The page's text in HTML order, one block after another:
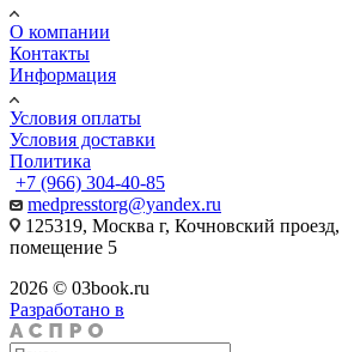
О компании
Контакты
Информация
Условия оплаты
Условия доставки
Политика
+7 (966) 304-40-85
medpresstorg@yandex.ru
125319, Москва г, Кочновский
помещение 5
2026 © 03book.ru
Разработано в